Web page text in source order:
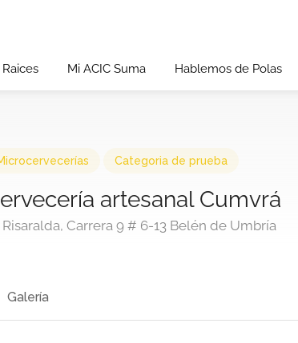
Mi ACIC Suma Hablemos de Polas
Categoria de prueba
artesanal Cumvrá
Risaralda, Carrera 9 # 6-13 Belén de Umbría
Galería